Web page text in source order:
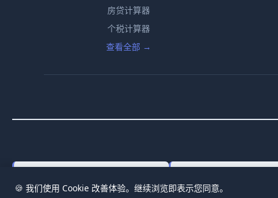
🍪 我们使用 Cookie 改善体验。继续浏览即表示您同意。
房贷计算器
个税计算器
查看全部 →